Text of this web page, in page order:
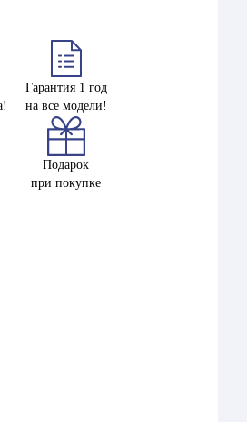
Гарантия 1 год
на все модели!
Подарок
при покупке